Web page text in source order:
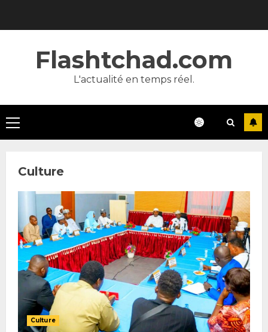
Flashtchad.com
L'actualité en temps réel.
Primary
Menu
Culture
Culture